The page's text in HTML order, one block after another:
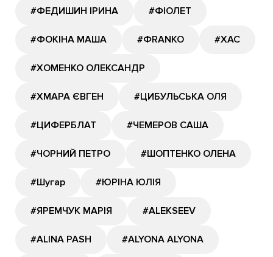
#ФЕДИШИН ІРИНА #ФІОЛЕТ
#ФОКІНА МАША #ФRANKO #ХАС
#ХОМЕНКО ОЛЕКСАНДР
#ХМАРА ЄВГЕН #ЦИБУЛЬСЬКА ОЛЯ
#ЦИФЕРБЛАТ #ЧЕМЕРОВ САША
#ЧОРНИЙ ПЕТРО #ШОПТЕНКО ОЛЕНА
#Шугар #ЮРІНА ЮЛІЯ
#ЯРЕМЧУК МАРІЯ #ALEKSEEV
#ALINA PASH #ALYONA ALYONA